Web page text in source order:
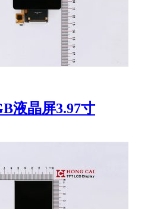
液晶屏3.97寸